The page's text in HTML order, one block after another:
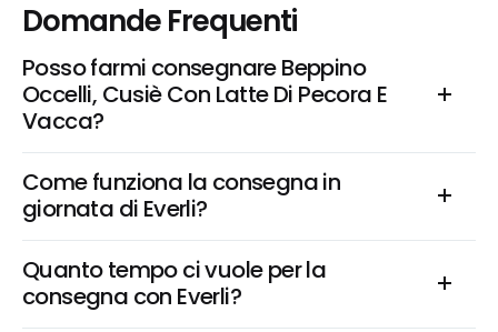
Domande Frequenti
Posso farmi consegnare Beppino
Occelli, Cusiè Con Latte Di Pecora E
Vacca?
Come funziona la consegna in
giornata di Everli?
Quanto tempo ci vuole per la
consegna con Everli?